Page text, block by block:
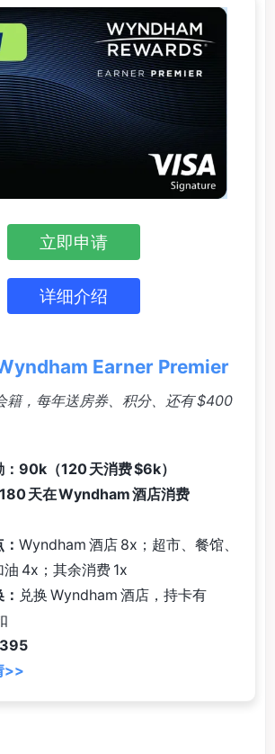
立即申请
详细介绍
Earner Premier
籍，每年送房券、积分、还有 $400
90k（120 天消费 $6k）
天在 Wyndham 酒店消费
Wyndham 酒店 8x；超市、餐馆、
4x；其余消费 1x
兑换 Wyndham 酒店，持卡有
>>